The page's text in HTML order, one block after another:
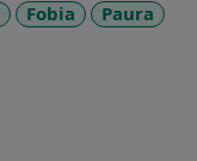
Fobia Paura